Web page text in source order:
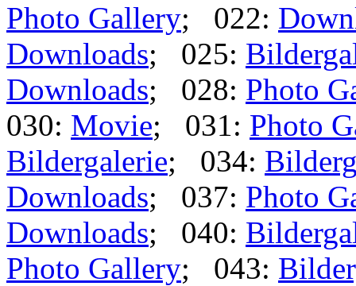
Photo Gallery; 022:
Downloads; 025:
Downloads; 028: Photo
030: Movie; 031: Photo
Bildergalerie; 034:
Downloads; 037: Photo
Downloads; 040:
Photo Gallery; 043: